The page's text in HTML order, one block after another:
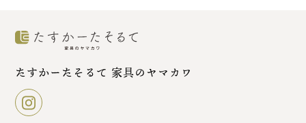
たすかーたそるて 家具のヤマカワ